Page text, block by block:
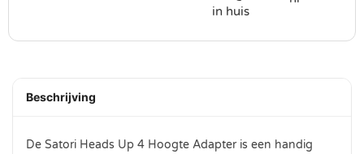
in huis
Beschrijving
De Satori Heads Up 4 Hoogte Adapter is een handig